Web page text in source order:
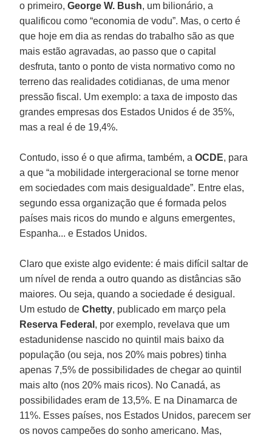
o primeiro,George W. Bush, um bilionário, a
qualificou como “economia de vodu”. Mas, o certo é
que hoje em dia as rendas do trabalho são as que
mais estão agravadas, ao passo que o capital
desfruta, tanto o ponto de vista normativo como no
terreno das realidades cotidianas, de uma menor
pressão fiscal. Um exemplo: a taxa de imposto das
grandes empresas dos Estados Unidos é de 35%,
mas a real é de 19,4%.
Contudo, isso é o que afirma, também, aOCDE, para
a que “a mobilidade intergeracional se torne menor
em sociedades com mais desigualdade”. Entre elas,
segundo essa organização que é formada pelos
países mais ricos do mundo e alguns emergentes,
Espanha... e Estados Unidos.
Claro que existe algo evidente: é mais difícil saltar de
um nível de renda a outro quando as distâncias são
maiores. Ou seja, quando a sociedade é desigual.
Um estudo deChetty, publicado em março pela
Reserva Federal , por exemplo, revelava que um
estadunidense nascido no quintil mais baixo da
população (ou seja, nos 20% mais pobres) tinha
apenas 7,5% de possibilidades de chegar ao quintil
mais alto (nos 20% mais ricos). No Canadá, as
possibilidades eram de 13,5%. E na Dinamarca de
11%. Esses países, nos Estados Unidos, parecem ser
os novos campeões do sonho americano. Mas,